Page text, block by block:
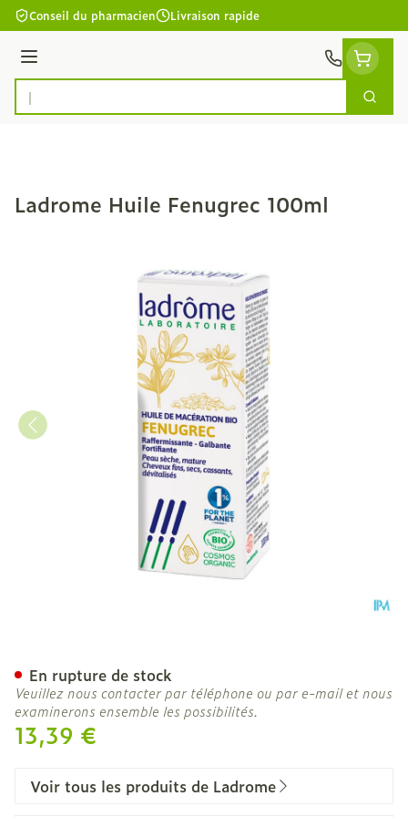
Aller au contenu
Conseil du pharmacien Livraison rapide
Menu
Rechercher
Ladrome Huile Fenugrec 100ml
13,39 €
En rupture de stock
Veuillez nous contacter par téléphone ou par e-mail et nous
examinerons ensemble les possibilités.
Voir tous les produits de Ladrome